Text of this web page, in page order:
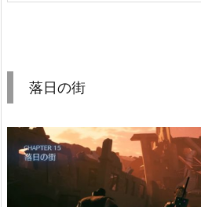
落日の街